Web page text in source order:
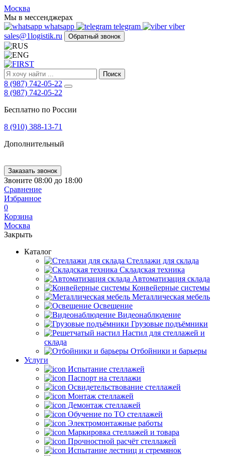
FIRST
Адрес
и
телефон:
Москва,
Алтуфьевское
ш.
д.
48,
корпус
2,
офис
127549
Россия
250-
21-
51,
E-
mail:
sales@1Logistik.ru
Москва
Мы в мессенджерах
whatsapp
telegram
viber
sales@1logistik.ru
Обратный звонок
Поиск
8 (987) 742-05-22
8 (987) 742-05-22
Бесплатно по России
8 (910) 388-13-71
Дополнительный
Заказать звонок
Звоните 08:00 до 18:00
Сравнение
Избранное
0
Корзина
Москва
Закрыть
Каталог
Cтеллажи для склада
Складская техника
Автоматизация склада
Конвейерные системы
Металлическая мебель
Освещение
Видеонаблюдение
Грузовые подъёмники
Настил для стеллажей и
склада
Отбойники и барьеры
Услуги
Испытание стеллажей
Паспорт на стеллажи
Освидетельствование стеллажей
Монтаж стеллажей
Демонтаж стеллажей
Обучение по ТО стеллажей
Электромонтажные работы
Маркировка стеллажей и товара
Прочностной расчёт стеллажей
Испытание лестниц и стремянок